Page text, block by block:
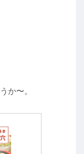
か〜。